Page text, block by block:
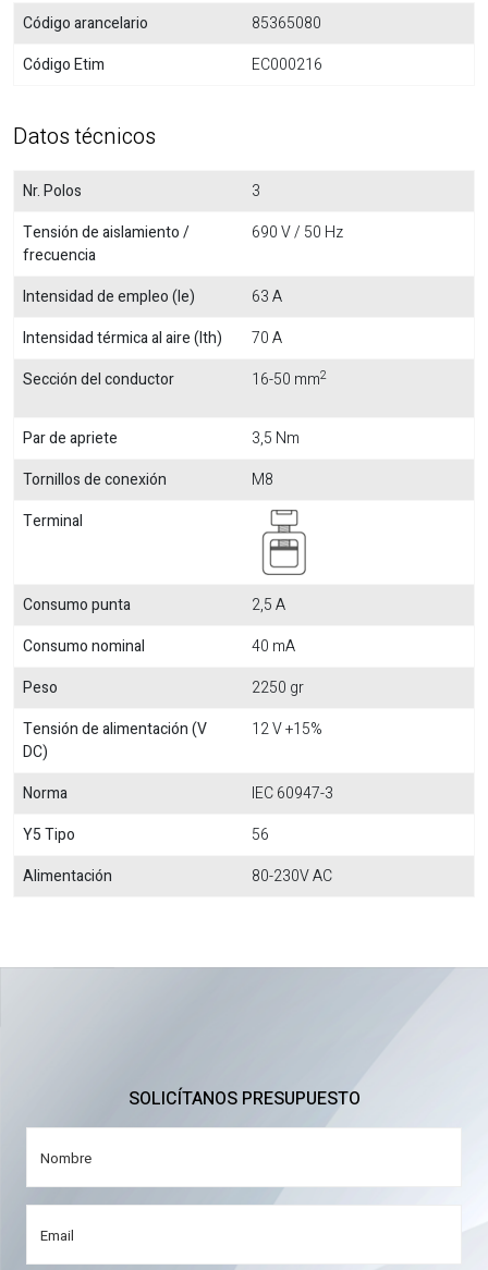
Código arancelario
85365080
Código Etim
EC000216
Datos técnicos
Nr. Polos
3
Tensión de aislamiento /
frecuencia
690 V / 50 Hz
Intensidad de empleo (Ie)
63 A
Intensidad térmica al aire (Ith)
70 A
Sección del conductor
16-50 mm2
Par de apriete
3,5 Nm
Tornillos de conexión
M8
Terminal
Consumo punta
2,5 A
Consumo nominal
40 mA
Peso
2250 gr
Tensión de alimentación (V
DC)
12 V +15%
Norma
IEC 60947-3
Y5 Tipo
56
Alimentación
80-230V AC
SOLICÍTANOS PRESUPUESTO